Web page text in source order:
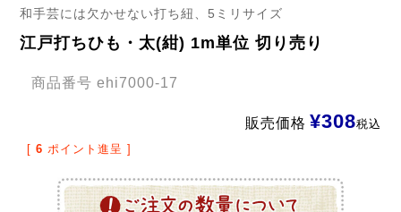
和手芸には欠かせない打ち紐、5ミリサイズ
江戸打ちひも・太(紺) 1m単位 切り売り
商品番号 ehi7000-17
販売価格 ¥308税込
[ 6 ポイント進呈 ]